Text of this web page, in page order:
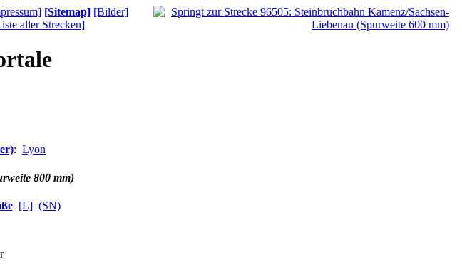
[Sitemap] [Bilder]
aller Strecken]
: Lyon
800 mm)
[L] (SN)